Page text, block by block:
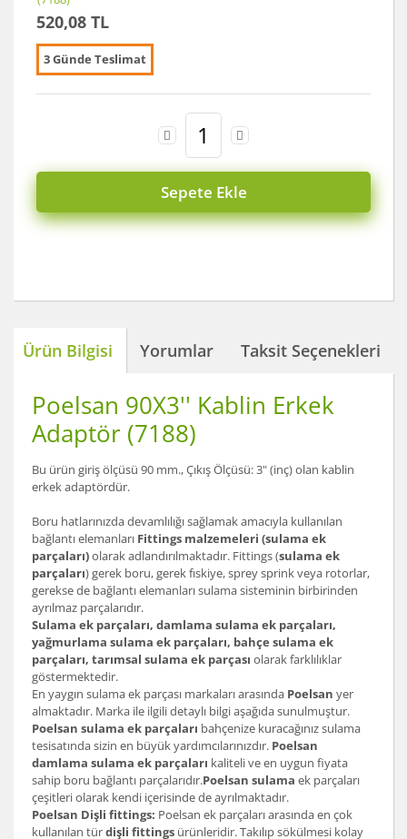
520,08 TL
3 Günde Teslimat
Sepete Ekle
Ürün Bilgisi Yorumlar Taksit Seçenekleri
Poelsan 90X3'' Kablin Erkek
Adaptör (7188)
Bu ürün giriş ölçüsü 90 mm., Çıkış Ölçüsü: 3" (inç) olan kablin
erkek adaptördür.
Boru hatlarınızda devamlılığı sağlamak amacıyla kullanılan
bağlantı elemanları Fittings malzemeleri (sulama ek
parçaları)olarak adlandırılmaktadır. Fittings (sulama ek
parçaları) gerek boru, gerek fıskiye, sprey sprink veya rotorlar,
gerekse de bağlantı elemanları sulama sisteminin birbirinden
ayrılmaz parçalarıdır.
Sulama ek parçaları, damlama sulama ek parçaları,
yağmurlama sulama ek parçaları, bahçe sulama ek
parçaları, tarımsal sulama ek parçası olarak farklılıklar
göstermektedir.
En yaygın sulama ek parçası markaları arasında Poelsan yer
almaktadır. Marka ile ilgili detaylı bilgi aşağıda sunulmuştur.
Poelsan sulama ek parçaları bahçenize kuracağınız sulama
tesisatında sizin en büyük yardımcılarınızdır. Poelsan
damlama sulama ek parçaları kaliteli ve en uygun fiyata
sahip boru bağlantı parçalarıdır.Poelsan sulama ek parçaları
çeşitleri olarak kendi içerisinde de ayrılmaktadır.
Poelsan Dişli fittings: Poelsan ek parçaları arasında en çok
kullanılan türdişli fittings ürünleridir. Takılıp sökülmesi kolay